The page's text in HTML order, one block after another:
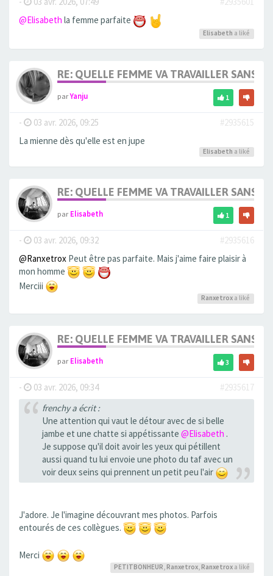
@Elisabeth la femme parfaite
Elisabeth a liké
RE: QUELLE FEMME VA TRAVAILLER SANS
parYanju 1
- 03 avr. 2026, 09:25
#2935615
La mienne dès qu'elle est en jupe
Elisabeth a liké
RE: QUELLE FEMME VA TRAVAILLER SANS
parElisabeth 1
- 03 avr. 2026, 09:32
#2935616
@Ranxetrox Peut être pas parfaite. Mais j'aime faire plaisir à
mon homme
Merciii
Ranxetrox a liké
RE: QUELLE FEMME VA TRAVAILLER SANS
parElisabeth 3
- 03 avr. 2026, 09:34
#2935617
frenchy a écrit :
Une attention qui vaut le détour avec de si belle
jambe et une chatte si appétissante @Elisabeth .
Je suppose qu'il doit avoir les yeux qui pétillent
aussi quand tu lui envoie une photo du taf avec un
voir deux seins qui prennent un petit peu l'air
J'adore. Je l'imagine découvrant mes photos. Parfois
entourés de ces collègues.
Merci
PETITBONHEUR, Ranxetrox, Ranxetrox a liké